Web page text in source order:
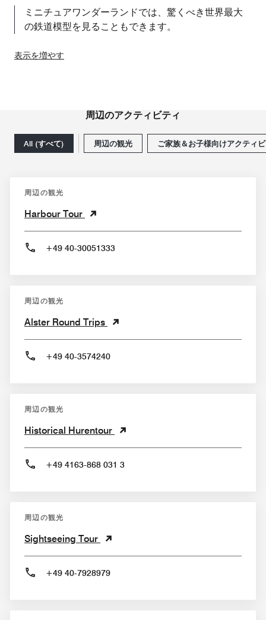
ミニチュアワンダーランドでは、驚くべき世界最大
の鉄道模型を見ることもできます。
表示を増やす
周辺のアクティビティ
All (すべて) 周辺の観光 ご家族＆お子様向けアクティ
周辺の観光
Harbour Tour
+49 40-30051333
周辺の観光
Alster Round Trips
+49 40-3574240
周辺の観光
Historical Hurentour
+49 4163-868 031 3
周辺の観光
Sightseeing Tour
+49 40-7928979